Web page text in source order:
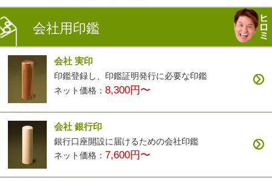
会社用印鑑
会社 実印
印鑑登録し、印鑑証明発行に必要な印鑑
ネット価格：8,300円〜
会社 銀行印
銀行口座開設に届けるための会社印鑑
ネット価格： 7,600円〜